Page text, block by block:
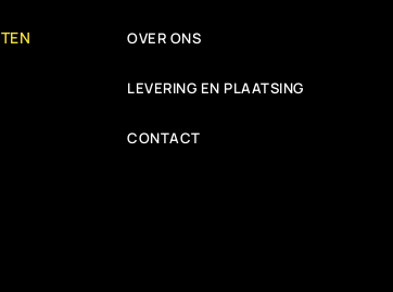
OVER ONS
LEVERING EN PLAATSING
CONTACT